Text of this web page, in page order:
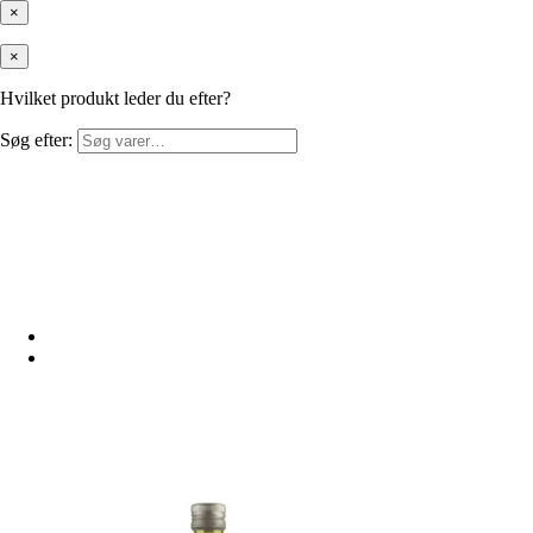
×
×
Hvilket produkt leder du efter?
Søg efter: